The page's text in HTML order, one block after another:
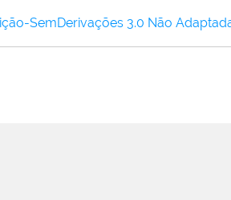
SemDerivações 3.0 Não